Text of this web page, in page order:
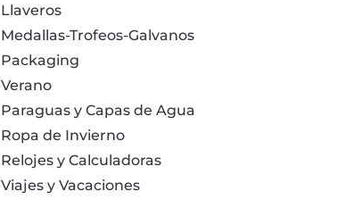
Llaveros
Medallas-Trofeos-Galvanos
Packaging
Verano
Paraguas y Capas de Agua
Ropa de Invierno
Relojes y Calculadoras
Viajes y Vacaciones